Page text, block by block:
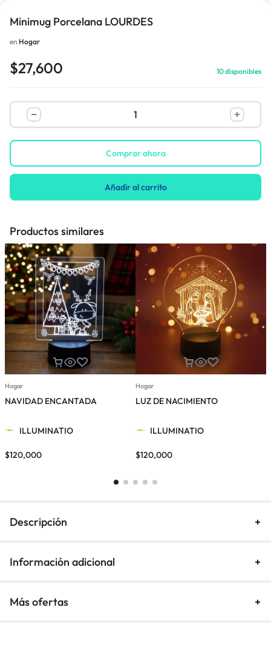
Minimug Porcelana LOURDES
en Hogar
$27,600 10 disponibles
Añadir al carrito
Comprar ahora
Productos similares
Hogar
NAVIDAD ENCANTADA
ILLUMINATIO
$120,000
Hogar
LUZ DE NACIMIENTO
ILLUMINATIO
$120,000
Descripción
Información adicional
Más ofertas